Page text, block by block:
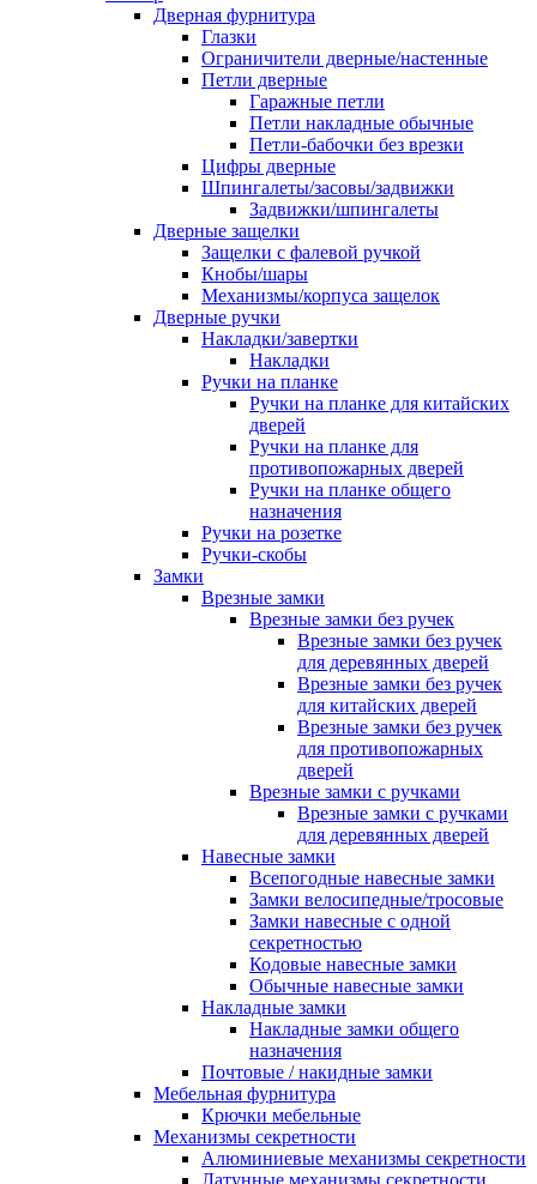
Дверная фурнитура
Глазки
Ограничители дверные/настенные
Петли дверные
Гаражные петли
Петли накладные обычные
Петли-бабочки без врезки
Цифры дверные
Шпингалеты/засовы/задвижки
Задвижки/шпингалеты
Дверные защелки
Защелки с фалевой ручкой
Кнобы/шары
Механизмы/корпуса защелок
Дверные ручки
Накладки/завертки
Накладки
Ручки на планке
Ручки на планке для китайских
дверей
Ручки на планке для
противопожарных дверей
Ручки на планке общего
назначения
Ручки на розетке
Ручки-скобы
Замки
Врезные замки
Врезные замки без ручек
Врезные замки без ручек
для деревянных дверей
Врезные замки без ручек
для китайских дверей
Врезные замки без ручек
для противопожарных
дверей
Врезные замки с ручками
Врезные замки с ручками
для деревянных дверей
Навесные замки
Всепогодные навесные замки
Замки велосипедные/тросовые
Замки навесные с одной
секретностью
Кодовые навесные замки
Обычные навесные замки
Накладные замки
Накладные замки общего
назначения
Почтовые / накидные замки
Мебельная фурнитура
Крючки мебельные
Механизмы секретности
Алюминиевые механизмы секретности